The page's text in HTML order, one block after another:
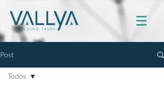
Post
Todos